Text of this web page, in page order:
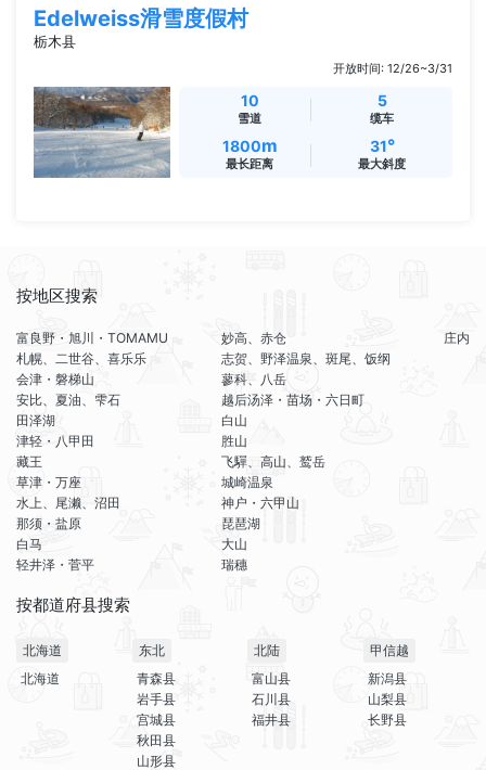
Edelweiss滑雪度假村
栃木县
开放时间: 12/26~3/31
10
雪道
5
缆车
1800m
最长距离
31°
最大斜度
按地区搜索
富良野・旭川・TOMAMU
札幌、二世谷、喜乐乐
会津・磐梯山
安比、夏油、雫石
田泽湖
津轻・八甲田
藏王
草津・万座
水上、尾濑、沼田
那须・盐原
白马
轻井泽・菅平
妙高、赤仓
志贺、野泽温泉、斑尾、饭纲
蓼科、八岳
越后汤泽・苗场・六日町
白山
胜山
飞驒、高山、鹫岳
城崎温泉
神户・六甲山
琵琶湖
大山
瑞穗
庄内
按都道府县搜索
北海道
北海道
东北
青森县
岩手县
宫城县
秋田县
山形县
北陆
富山县
石川县
福井县
甲信越
新潟县
山梨县
长野县